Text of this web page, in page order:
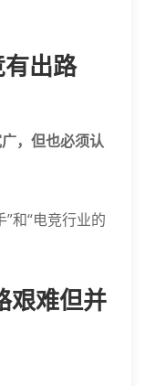
出路
，但也必须认
和“电竞行业的
艰难但并